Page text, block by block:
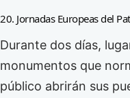
20. Jornadas Europeas del
Durante dos días,
monumentos que
público abrirán sus